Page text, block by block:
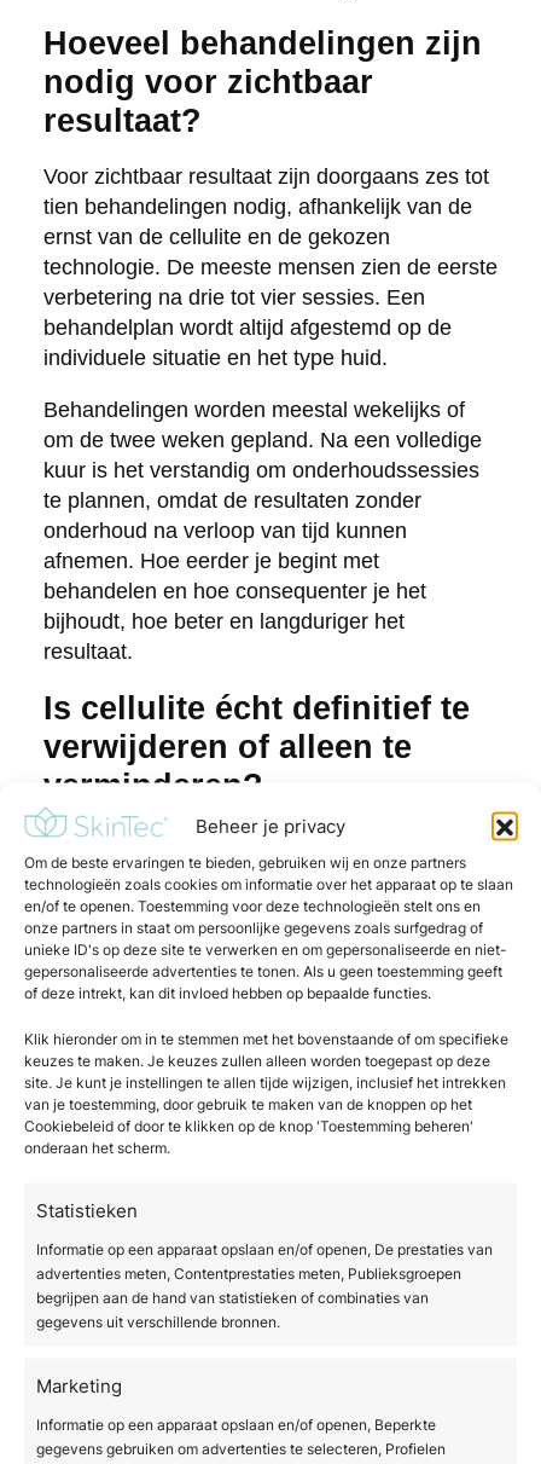
Beheer je privacy
Om de beste ervaringen te bieden, gebruiken wij en onze partners
technologieën zoals cookies om informatie over het apparaat op te slaan
en/of te openen. Toestemming voor deze technologieën stelt ons en
onze partners in staat om persoonlijke gegevens zoals surfgedrag of
unieke ID's op deze site te verwerken en om gepersonaliseerde en niet-
gepersonaliseerde advertenties te tonen. Als u geen toestemming geeft
of deze intrekt, kan dit invloed hebben op bepaalde functies.
Klik hieronder om in te stemmen met het bovenstaande of om specifieke
keuzes te maken. Je keuzes zullen alleen worden toegepast op deze
site. Je kunt je instellingen te allen tijde wijzigen, inclusief het intrekken
van je toestemming, door gebruik te maken van de knoppen op het
Cookiebeleid of door te klikken op de knop 'Toestemming beheren'
onderaan het scherm.
Statistieken
Informatie op een apparaat opslaan en/of openen, De prestaties van
advertenties meten, Contentprestaties meten, Publieksgroepen
begrijpen aan de hand van statistieken of combinaties van
gegevens uit verschillende bronnen.
Marketing
Informatie op een apparaat opslaan en/of openen, Beperkte
gegevens gebruiken om advertenties te selecteren, Profielen
Hoeveel behandelingen zijn
nodig voor zichtbaar
resultaat?
Voor zichtbaar resultaat zijn doorgaans zes tot
tien behandelingen nodig, afhankelijk van de
ernst van de cellulite en de gekozen
technologie. De meeste mensen zien de eerste
verbetering na drie tot vier sessies. Een
behandelplan wordt altijd afgestemd op de
individuele situatie en het type huid.
Behandelingen worden meestal wekelijks of
om de twee weken gepland. Na een volledige
kuur is het verstandig om onderhoudssessies
te plannen, omdat de resultaten zonder
onderhoud na verloop van tijd kunnen
afnemen. Hoe eerder je begint met
behandelen en hoe consequenter je het
bijhoudt, hoe beter en langduriger het
resultaat.
Is cellulite écht definitief te
verwijderen of alleen te
verminderen?
Cellulite is niet definitief te verwijderen, maar
wel structureel te verminderen. De
onderliggende aanleg voor cellulite, bepaald
door genetica, hormonen en de bouw van het
bindweefsel, verdwijnt niet volledig. Wat wél
mogelijk is, is de zichtbaarheid aanzienlijk te
verbeteren met de juiste aanpak.
Professionele behandelingen kunnen de huid
gladder, strakker en gelijkmatiger maken. Maar
afnemen. Denk aan cellulitebehandeling als
een langetermijnaanpak, niet als een
eenmalige oplossing. Wie consequent blijft
behandelen en onderhoudsbehandelingen
vasthouden.
Wat kun je zelf doen om